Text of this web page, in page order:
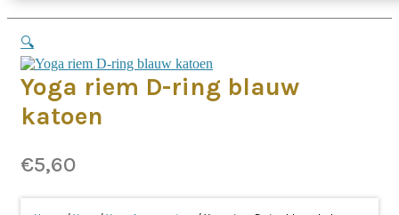
🔍
Yoga riem D-ring blauw
katoen
€5,60